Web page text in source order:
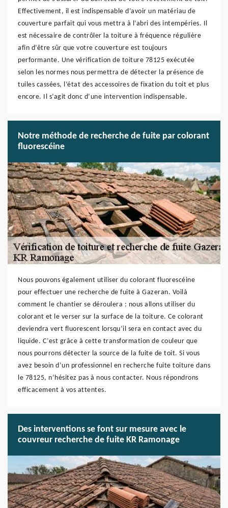
Effectivement, il est indispensable d’avoir un matériau de
couverture parfait qui vous mettra à l’abri des intempéries. Il
est nécessaire de contrôler la toiture à fréquence régulière
afin d’être sûr que votre couverture est toujours
performante. Une vérification de toiture 78125 exécutée
selon les normes nous permettra de détecter la présence de
tuiles cassées, l’état des accessoires de fixation du toit et plus
encore. Il s’agit donc d’une intervention indispensable.
Notre méthode de recherche de fuite par colorant
fluorescéine
Nous pouvons également utiliser du colorant fluorescéine
pour effectuer une recherche de fuite à Gazeran. Voilà
comment le chantier se déroulera : nous allons utiliser du
colorant et le verser sur la surface de la toiture. Ce colorant
deviendra vert fluorescent lorsqu’il sera en contact avec du
liquide. C’est grâce à cette transformation de couleur que
nous pourrons détecter la source de la fuite de toit. Si vous
avez besoin d’un professionnel en recherche fuite toiture dans
le 78125, n’hésitez pas à nous contacter. Nous répondrons
efficacement à vos attentes.
Des interventions se font sur mesure avec le
couvreur recherche de fuite KR Ramonage